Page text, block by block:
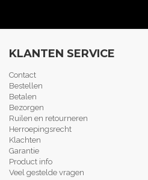
KLANTEN SERVICE
Contact
Bestellen
Betalen
Bezorgen
Ruilen en retourneren
Herroepingsrecht
Klachten
Garantie
Product info
Veel gestelde vragen